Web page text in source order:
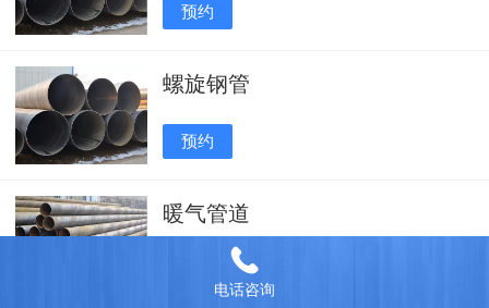
预约
螺旋钢管
预约
暖气管道
电话咨询